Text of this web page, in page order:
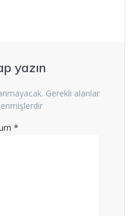
yazın
Gerekli alanlar
*